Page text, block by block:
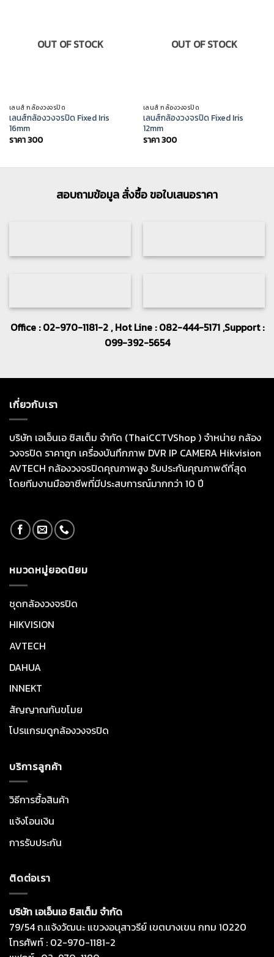
OUT OF STOCK
เลนส์ กล้องวงจรปิด
เลนส์กล้องวงจรปิด Fixed Iris
16mm
ราคา300
OUT OF STOCK
เลนส์ กล้องวงจรปิด
เลนส์กล้องวงจรปิด Fixed Iris
12mm
ราคา300
สอบถามข้อมูล สั่งซื้อ ขอใบเสนอราคา
Office : 02-970-1181-2 , Hot Line : 082-444-5171 ,Support :
099-392-5654
เกี่ยวกับเรา
บริษัท เอเอ็นเอ ซิสเต็ม จำกัด (ThaiCCTVShop ) จำหน่าย กล้อง
วงจรปิด ราคาถูก เครื่องบันทึกภาพ DVR IP CAMERA Hikvision
AVTECH กล้องวงจรปิดคุณภาพสูง รับประกันคุณภาพดีที่สุด
โดยทีมงานมืออาชีพที่มีประสบการณ์มากกว่า 10 ปี
หมวดหมู่ยอดนิยม
ชุดกล้องวงจรปิด
HIKVISION
AVTECH
DAHUA
INNEKT
สัญญาณกันขโมย
โปรแกรมดูกล้องวงจรปิด
บริการลูกค้า
วิธีการซื้อสินค้า
แจ้งโอนเงิน
การรับประกัน
ติดต่อเรา
บริษัท เอเอ็นเอ ซิสเต็ม จำกัด
79/54 ถ.แจ้งวัฒนะ แขวงอนุสาวรีย์ เขตบางเขน กทม 10220
โทรศัพท์ : 02-970-1181-2